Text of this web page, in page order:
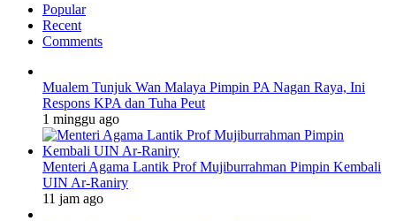
Popular
Recent
Comments
Mualem Tunjuk Wan Malaya Pimpin PA Nagan Raya, Ini
Respons KPA dan Tuha Peut
1 minggu ago
Menteri Agama Lantik Prof Mujiburrahman Pimpin Kembali
UIN Ar-Raniry
11 jam ago